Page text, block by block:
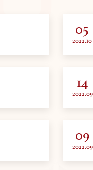
05
2022.10
14
2022.09
09
2022.09